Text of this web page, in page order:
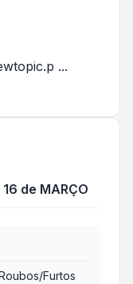
...
de MARÇO
Furtos